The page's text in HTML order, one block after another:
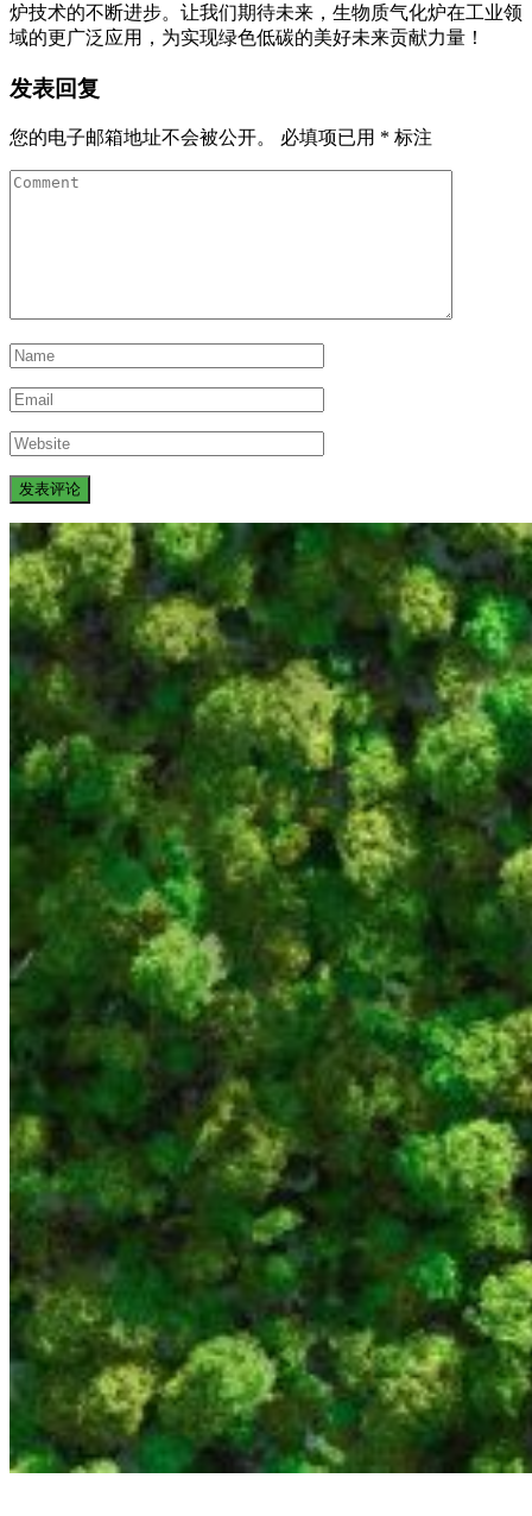
炉技术的不断进步。让我们期待未来，生物质气化炉在工业领
域的更广泛应用，为实现绿色低碳的美好未来贡献力量！
发表回复
您的电子邮箱地址不会被公开。 必填项已用 * 标注